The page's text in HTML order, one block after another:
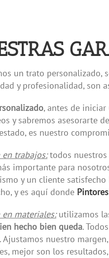
un trato personalizado,
y profesionalidad, son
, antes de
y sabremos asesorarte
es nuestro
en trabajos:todos nuestros
importante para
y un cliente
y es aquí donde
en materiales:utilizamos
hecho bien queda.
Ajustamos nuestro
mejor son los